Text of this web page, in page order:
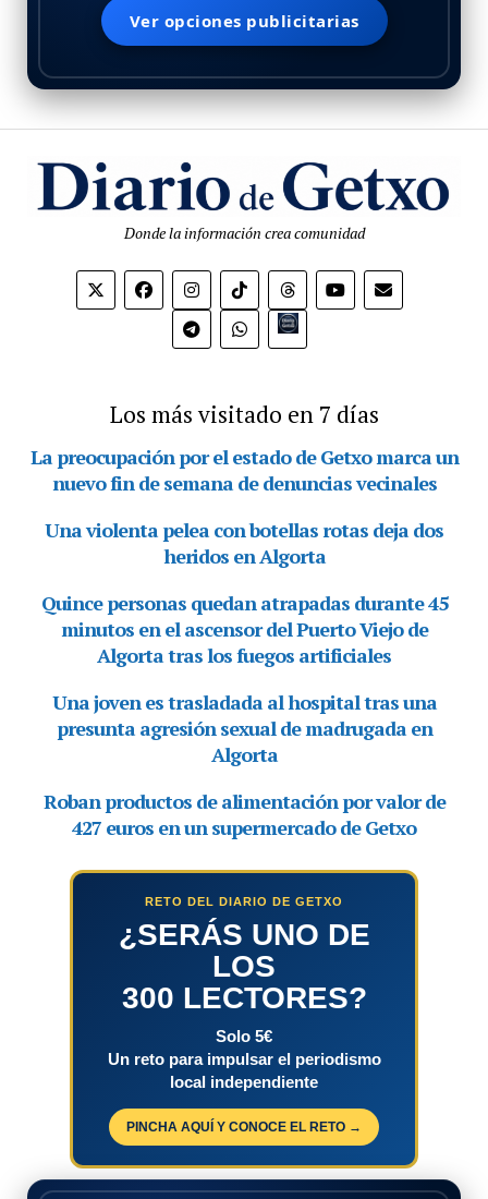
Ver opciones publicitarias
Donde la información crea comunidad
Bio.link
Los más visitado en 7 días
RETO DEL DIARIO DE GETXO
¿SERÁS UNO DE
LOS
300 LECTORES?
Solo 5€
Un reto para impulsar el periodismo
local independiente
PINCHA AQUÍ Y CONOCE EL RETO →